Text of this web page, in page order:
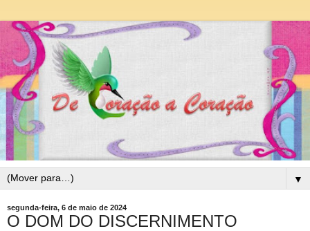
▼
segunda-feira, 6 de maio de 2024
O DOM DO DISCERNIMENTO